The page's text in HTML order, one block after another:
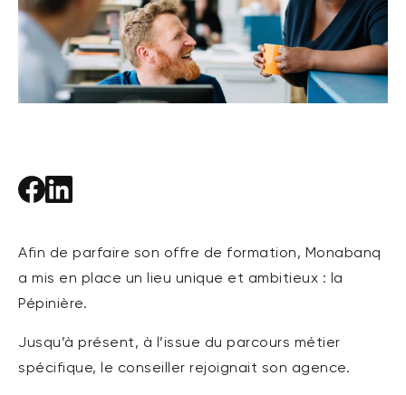
Afin de parfaire son offre de formation, Monabanq
a mis en place un lieu unique et ambitieux : la
Pépinière.
Jusqu’à présent, à l’issue du parcours métier
spécifique, le conseiller rejoignait son agence.